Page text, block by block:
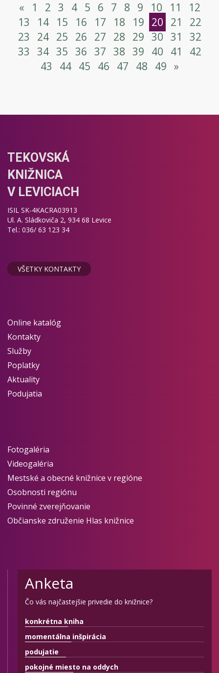
« 1 2 3 4 5 6 7 8 9 10 11
12
13
14 15 16 17 18 19 20 21
22
23
24 25 26 27 28 29 30 31
32
33
34 35 36 37 38 39 40 41
42
43
44 45 46 47 48 49 »
TEKOVSKÁ
KNIŽNICA
V LEVICIACH
ISIL SK-4KACRA03913
Ul. A. Sládkoviča 2, 934 68 Levice
Tel.: 036/ 63 123 34
VŠETKY KONTAKTY
Online katalóg
Kontakty
Služby
Poplatky
Aktuality
Podujatia
Fotogaléria
Videogaléria
Mestské a obecné knižnice v regióne
Osobnosti regiónu
Povinné zverejňovanie
Občianske združenie Hlas knižnice
Anketa
Čo vás najčastejšie privedie do knižnice?
konkrétna kniha
momentálna inšpirácia
podujatie
pokojné miesto na oddych